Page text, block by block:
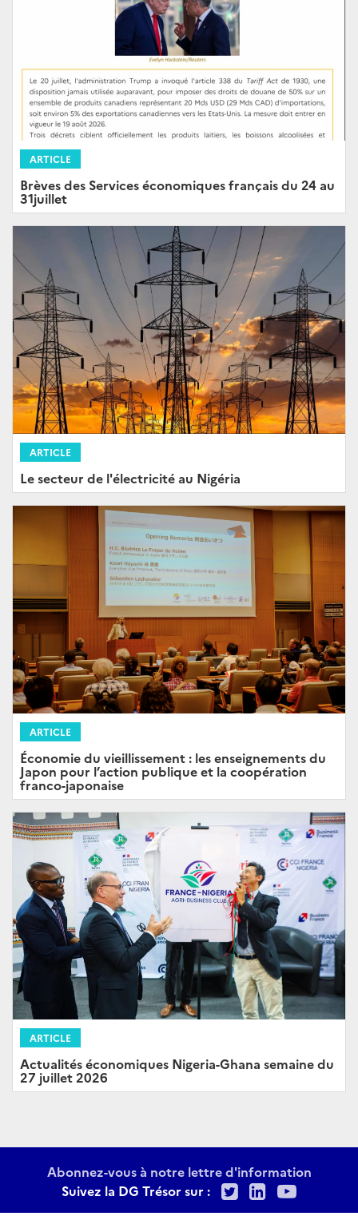
ARTICLE
Brèves des Services économiques français du 24 au
31juillet
ARTICLE
Le secteur de l'électricité au Nigéria
ARTICLE
Économie du vieillissement : les enseignements du
Japon pour l’action publique et la coopération
franco-japonaise
ARTICLE
Actualités économiques Nigeria-Ghana semaine du
27 juillet 2026
Abonnez-vous à notre lettre d'information
Suivez la DG Trésor sur :
TwitterLinkedIn